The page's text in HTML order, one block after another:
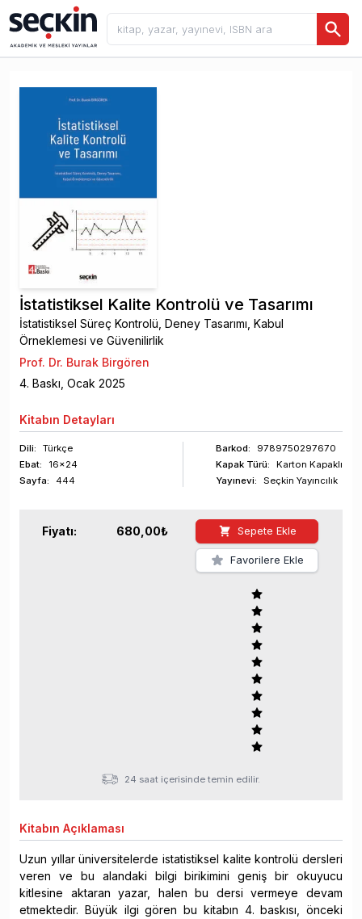
İstatistiksel Kalite Kontrolü ve Tasarımı
İstatistiksel Süreç Kontrolü, Deney Tasarımı, Kabul
Örneklemesi ve Güvenilirlik
Prof. Dr. Burak Birgören
4. Baskı, Ocak 2025
Kitabın Detayları
Dili:
Türkçe
Ebat:
16x24
Sayfa: 444
Barkod:
9789750297670
Kapak Türü:
Karton Kapaklı
Yayınevi:
Seçkin Yayıncılık
Fiyatı: 680,00₺ Sepete Ekle
Favorilere Ekle
24 saat içerisinde temin edilir.
Kitabın Açıklaması
Uzun yıllar üniversitelerde istatistiksel kalite kontrolü dersleri
veren ve bu alandaki bilgi birikimini geniş bir okuyucu
kitlesine aktaran yazar, halen bu dersi vermeye devam
etmektedir. Büyük ilgi gören bu kitabın 4. baskısı, önceki